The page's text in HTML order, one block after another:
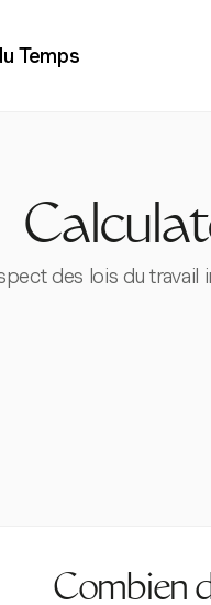
Temps
des lois du
Combien